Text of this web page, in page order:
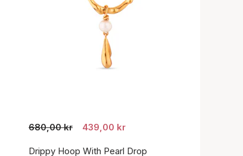
680,00 kr 439,00 kr
Drippy Hoop With Pearl Drop